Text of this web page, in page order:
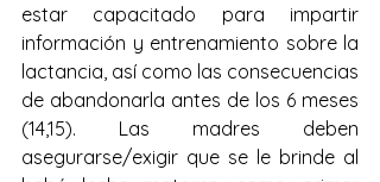
estar capacitado para impartir
información y entrenamiento sobre la
lactancia, así como las consecuencias
de abandonarla antes de los 6 meses
(14,15). Las madres deben
asegurarse/exigir que se le brinde al